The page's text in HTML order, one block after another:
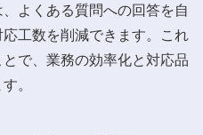
よくある質問への回答を自
工数を削減できます。これ
で、業務の効率化と対応品
。